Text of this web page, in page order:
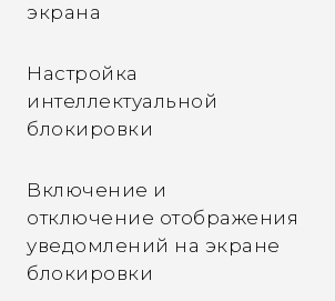
экрана
Настройка
интеллектуальной
блокировки
Включение и
отключение отображения
уведомлений на экране
блокировки